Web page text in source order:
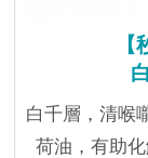
白千層，清喉
荷油，有助